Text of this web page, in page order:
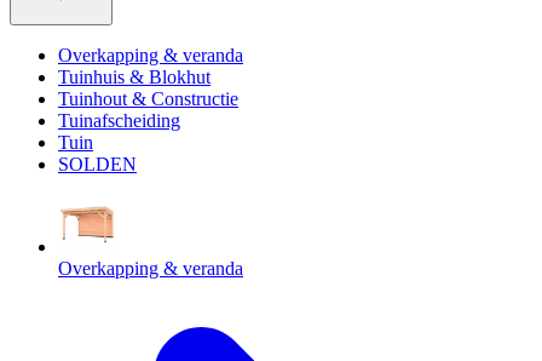
Overkapping & veranda
Tuinhuis & Blokhut
Tuinhout & Constructie
Tuinafscheiding
Tuin
SOLDEN
Overkapping & veranda